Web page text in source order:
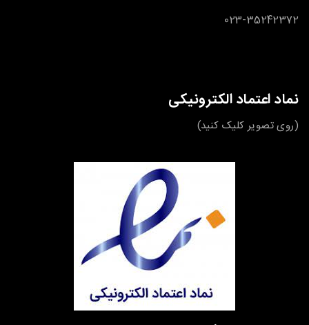
023-35242372
نماد اعتماد الکترونیکی
(روی تصویر کلیک کنید)